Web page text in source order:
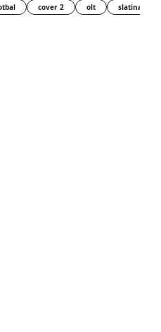
cover 2 olt slatina